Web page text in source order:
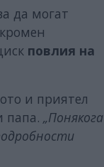
да могат
повлия на
и приятел
папа. „Понякога